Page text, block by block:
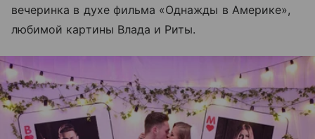
вечеринка в духе фильма «Однажды в Америке»,
любимой картины Влада и Риты.